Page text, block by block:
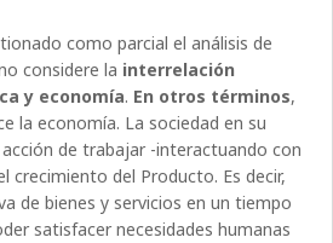
como parcial el análisis de
considere la interrelación
y economía. En otros términos,
la economía. La sociedad en su
de trabajar -interactuando con
crecimiento del Producto. Es decir,
de bienes y servicios en un tiempo
satisfacer necesidades humanas